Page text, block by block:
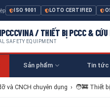
ISO 9001 LOTO CERTIFIED
/ THIẾT BỊ PCCC & CỨU
SAFETY EQUIPMENT
Sản phẩm Tin tức
và CNCH chuyên dụng › 🧑‍🚒 Thiết